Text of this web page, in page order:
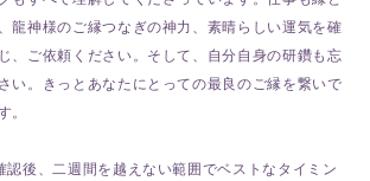
龍神様のご縁つなぎの神力、素晴らしい運気を確
、ご依頼ください。そして、自分自身の研鑽も忘
い。きっとあなたにとっての最良のご縁を繋いで
。
後、二週間を越えない範囲でベストなタイミン